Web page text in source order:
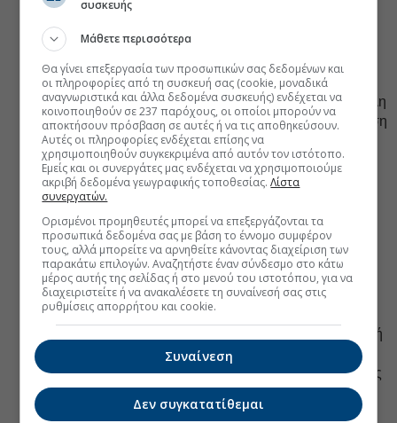
ανακριβώς υπερβαίνει τα 500 ευρώ.
Αμελλητί (χωρίς καμία καθυστέρηση) για 96 ώρες,
εφόσον, εντός του ίδιου ή του επόμενου φορολογικού
έτους από τις διαπιστώσεις της προαναφερθείσας
περίπτωσης, διαπιστώνεται εκ νέου στην ίδια ή σε άλλη
επαγγελματική εγκατάσταση του υπόχρεου η μη έκδοση
ή η ανακριβής έκδοση τουλάχιστον 3 παραστατικών
πώλησης, από τον ίδιο έλεγχο, ανεξαρτήτως αξίας
αυτών.
Αμελλητί για 10 ημέρες,
φορολογικών ετών διαπιστώνεται η μη έκδοση ή η
ανακριβής έκδοση τουλάχιστον 3 παραστατικών
πώλησης, από τον ίδιο έλεγχο, ανεξαρτήτως της αξίας
αυτών.
Σε κάθε περίπτωση παραβίασης της αναστολής
λειτουργίας της επαγγελματικής εγκατάστασης, δηλαδή
σπάσιμο της σφράγισης που έχει επιβληθεί,
επιβάλλεται κάθε φορά επιπλέον αναστολή λειτουργίας
για 10 ημέρες.
συσκευής
Μάθετε περισσότερα
Θα γίνει επεξεργασία των προσωπικών σας δεδομένων και
οι πληροφορίες από τη συσκευή σας (cookie, μοναδικά
αναγνωριστικά και άλλα δεδομένα συσκευής) ενδέχεται να
κοινοποιηθούν σε 237 παρόχους, οι οποίοι μπορούν να
αποκτήσουν πρόσβαση σε αυτές ή να τις αποθηκεύσουν.
Αυτές οι πληροφορίες ενδέχεται επίσης να
χρησιμοποιηθούν συγκεκριμένα από αυτόν τον ιστότοπο.
Εμείς και οι συνεργάτες μας ενδέχεται να χρησιμοποιούμε
ακριβή δεδομένα γεωγραφικής τοποθεσίας.Λίστα
συνεργατών.
Ορισμένοι προμηθευτές μπορεί να επεξεργάζονται τα
προσωπικά δεδομένα σας με βάση το έννομο συμφέρον
τους, αλλά μπορείτε να αρνηθείτε κάνοντας διαχείριση των
παρακάτω επιλογών. Αναζητήστε έναν σύνδεσμο στο κάτω
μέρος αυτής της σελίδας ή στο μενού του ιστοτόπου, για να
διαχειριστείτε ή να ανακαλέσετε τη συναίνεσή σας στις
ρυθμίσεις απορρήτου και cookie.
Συναίνεση
Δεν συγκατατίθεμαι